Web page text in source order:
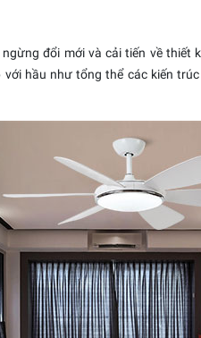
đổi mới và cải tiến về thiết
hầu như tổng thể các kiến